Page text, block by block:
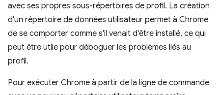
avec ses propres sous-répertoires de profil. La création
d'un répertoire de données utilisateur permet à Chrome
de se comporter comme s'il venait d'être installé, ce qui
peut être utile pour déboguer les problèmes liés au
profil.
Pour exécuter Chrome à partir de la ligne de commande